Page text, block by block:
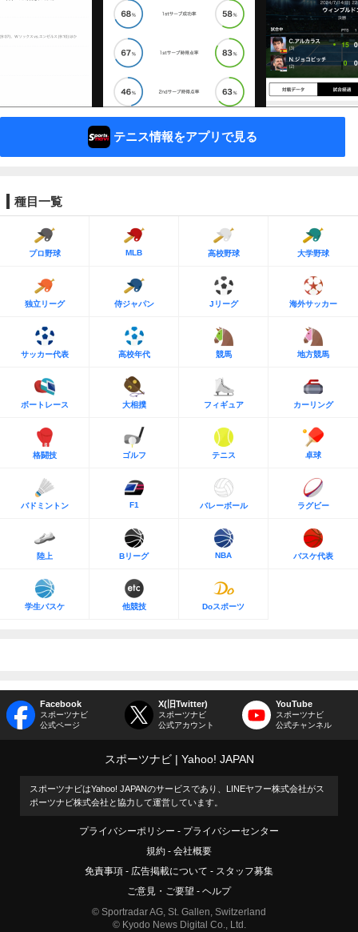
テニス情報をアプリで見る
種目一覧
プロ野球 MLB 高校野球 大学野球
独立リーグ 侍ジャパン Jリーグ 海外サッカー
サッカー代表 高校年代 競馬 地方競馬
ボートレース 大相撲 フィギュア カーリング
格闘技 ゴルフ テニス 卓球
バドミントン F1 バレーボール ラグビー
陸上 Bリーグ NBA バスケ代表
学生バスケ 他競技 Doスポーツ
Facebook
スポーツナビ
公式ページ
X(旧Twitter)
スポーツナビ
公式アカウント
YouTube
スポーツナビ
公式チャンネル
スポーツナビ Yahoo! JAPAN
スポーツナビはYahoo! JAPANのサービスであり、LINEヤフー株式会社がス
ポーツナビ株式会社と協力して運営しています。
プライバシーポリシー
プライバシーセンター
規約
会社概要
免責事項
広告掲載について
スタッフ募集
ご意見・ご要望
ヘルプ
© Sportradar AG, St. Gallen, Switzerland
© Kyodo News Digital Co., Ltd.